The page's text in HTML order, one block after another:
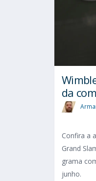
da
Confira a
Grand
grama
junho.